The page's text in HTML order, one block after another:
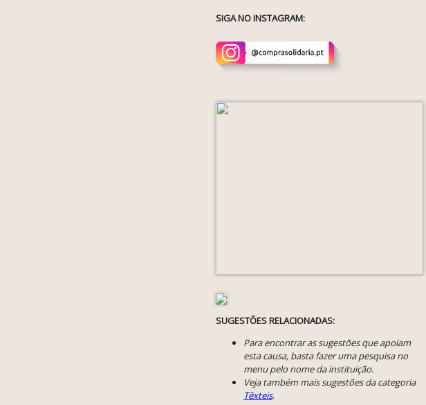
SIGA NO INSTAGRAM:
SUGESTÕES RELACIONADAS:
Para encontrar as sugestões que apoiam
esta causa, basta fazer uma pesquisa no
menu pelo nome da instituição.
Veja também mais sugestões da categoria
Têxteis.